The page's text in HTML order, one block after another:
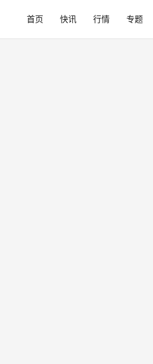
首页 快讯 行情 专题